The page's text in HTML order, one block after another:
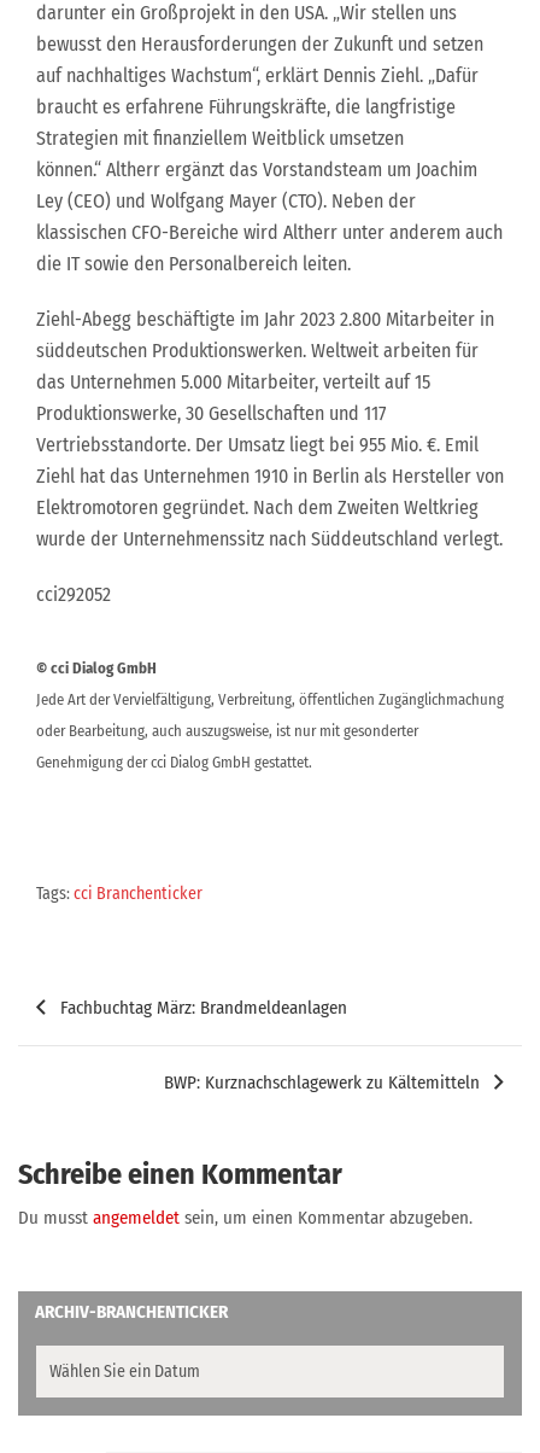
darunter ein Großprojekt in den USA. „Wir stellen uns
bewusst den Herausforderungen der Zukunft und setzen
auf nachhaltiges Wachstum“, erklärt Dennis Ziehl. „Dafür
braucht es erfahrene Führungskräfte, die langfristige
Strategien mit finanziellem Weitblick umsetzen
können.“ Altherr ergänzt das Vorstandsteam um Joachim
Ley (CEO) und Wolfgang Mayer (CTO). Neben der
klassischen CFO-Bereiche wird Altherr unter anderem auch
die IT sowie den Personalbereich leiten.
Ziehl-Abegg beschäftigte im Jahr 2023 2.800 Mitarbeiter in
süddeutschen Produktionswerken. Weltweit arbeiten für
das Unternehmen 5.000 Mitarbeiter, verteilt auf 15
Produktionswerke, 30 Gesellschaften und 117
Vertriebsstandorte. Der Umsatz liegt bei 955 Mio. €. Emil
Ziehl hat das Unternehmen 1910 in Berlin als Hersteller von
Elektromotoren gegründet. Nach dem Zweiten Weltkrieg
wurde der Unternehmenssitz nach Süddeutschland verlegt.
cci292052
© cci Dialog GmbH
Jede Art der Vervielfältigung, Verbreitung, öffentlichen Zugänglichmachung
oder Bearbeitung, auch auszugsweise, ist nur mit gesonderter
Genehmigung der cci Dialog GmbH gestattet.
Tags:cci Branchenticker
Beitragsnavigation
Fachbuchtag März: Brandmeldeanlagen
BWP: Kurznachschlagewerk zu Kältemitteln
Schreibe einen Kommentar
Du musst angemeldet sein, um einen Kommentar abzugeben.
ARCHIV-BRANCHENTICKER